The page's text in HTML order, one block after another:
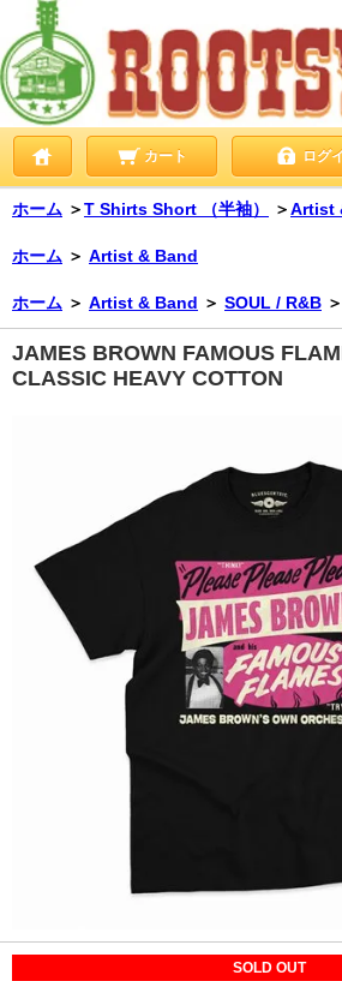
カート ログ
ホーム ＞T Shirts Short （半袖） ＞Artist
ホーム ＞ Artist & Band
ホーム ＞ Artist & Band ＞ SOUL / R&B ＞
JAMES BROWN FAMOUS
CLASSIC HEAVY COTTON
SOLD OUT